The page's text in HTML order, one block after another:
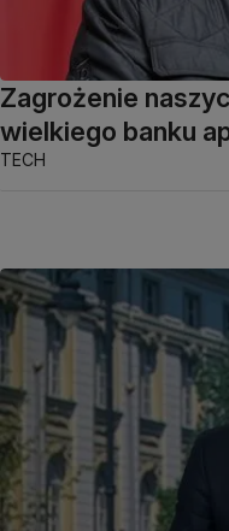
Zagrożenie
wielkiego banku
TECH